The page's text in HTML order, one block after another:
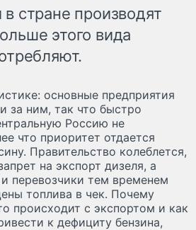
стране производят
этого вида
основные предприятия
за ним, так что быстро
Россию не
что приоритет отдается
Правительство колеблется,
на экспорт дизеля, а
перевозчики тем временем
топлива в чек. Почему
происходит с экспортом и как
к дефициту бензина,